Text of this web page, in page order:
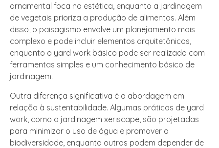
ornamental foca na estética, enquanto a jardinagem
de vegetais prioriza a produção de alimentos. Além
disso, o paisagismo envolve um planejamento mais
complexo e pode incluir elementos arquitetônicos,
enquanto o yard work básico pode ser realizado com
ferramentas simples e um conhecimento básico de
jardinagem.
Outra diferença significativa é a abordagem em
relação à sustentabilidade. Algumas práticas de yard
work, como a jardinagem xeriscape, são projetadas
para minimizar o uso de água e promover a
biodiversidade, enquanto outras podem depender de